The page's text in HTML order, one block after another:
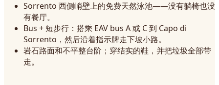
Sorrento 西侧峭壁上的免费天然泳池——没有躺椅也没
有餐厅。
Bus + 短步行：搭乘 EAV bus A 或 C 到 Capo di
Sorrento，然后沿着指示牌走下坡小路。
岩石路面和不平整台阶；穿结实的鞋，并把垃圾全部带
走。